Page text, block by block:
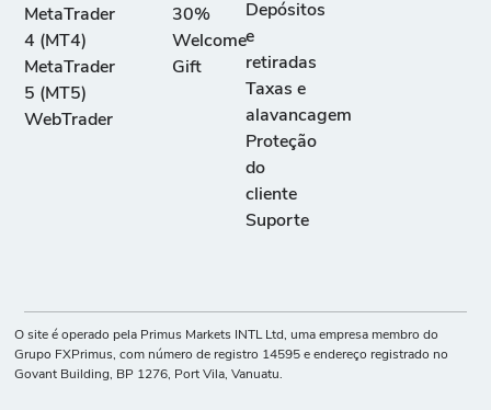
MetaTrader
4 (MT4)
MetaTrader
5 (MT5)
WebTrader
30%
Welcome
Gift
Depósitos
e
retiradas
Taxas e
alavancagem
Proteção
do
cliente
Suporte
O site é operado pela Primus Markets INTL Ltd, uma empresa membro do
Grupo FXPrimus, com número de registro 14595 e endereço registrado no
Govant Building, BP 1276, Port Vila, Vanuatu.